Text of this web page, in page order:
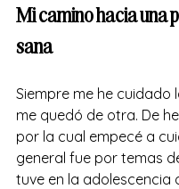
Mi camino hacia una
sana
Siempre me he cuidado
me quedó de otra. De
por la cual empecé a
general fue por temas
tuve en la adolescencia